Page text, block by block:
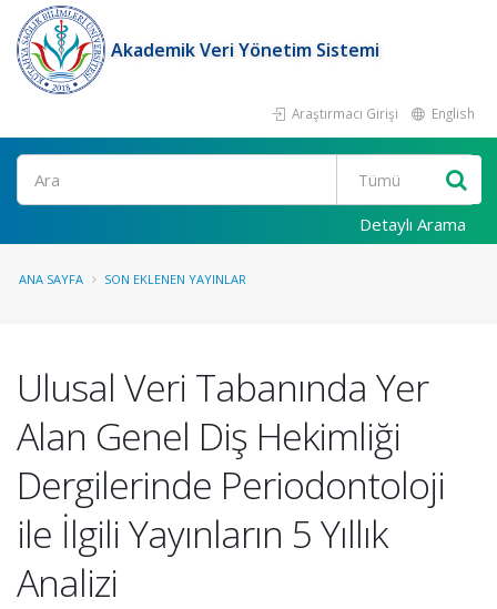
Akademik Veri Yönetim Sistemi
Araştırmacı Girişi English
Ara
Detaylı Arama
ANA SAYFA SON EKLENEN YAYINLAR
Ulusal Veri Tabanında Yer
Alan Genel Diş Hekimliği
Dergilerinde Periodontoloji
ile İlgili Yayınların 5 Yıllık
Analizi